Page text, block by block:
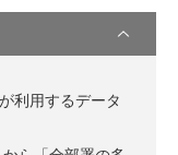
利用するデータ